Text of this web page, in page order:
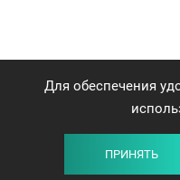
Для обеспечения
ПРИНЯТЬ